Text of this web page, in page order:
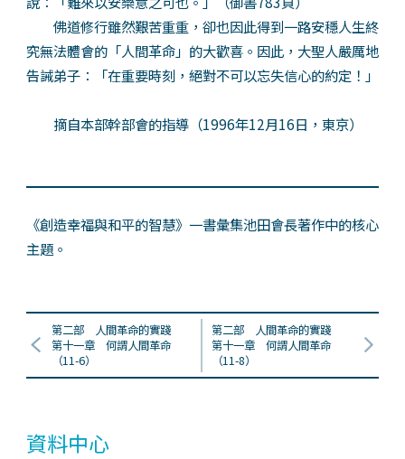
佛道修行雖然艱苦重重，卻也因此得到一路安穩人生終
究無法體會的「人間革命」的大歡喜。因此，大聖人嚴厲地
告誡弟子：「在重要時刻，絕對不可以忘失信心的約定！」
摘自本部幹部會的指導（1996年12月16日，東京）
《創造幸福與和平的智慧》一書彙集池田會長著作中的核心
主題。
第二部 人間革命的實踐
第十一章 何謂人間革命
（11-6）
第二部 人間革命的實踐
第十一章 何謂人間革命
（11-8）
資料中心